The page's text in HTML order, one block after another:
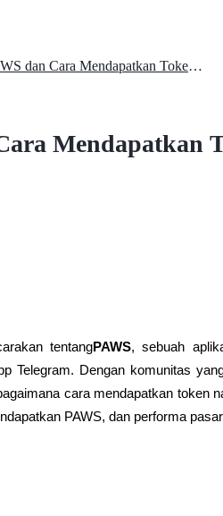
jaminannya
Apa itu PAWS dan Cara Mendapatkan Token PAWS: Artikel SEO
Mendapatkan
tentangPAWS, sebuah
Telegram. Dengan komunitas
cara mendapatkan token
PAWS, dan performa